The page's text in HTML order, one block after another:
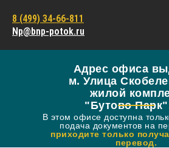
8 (499) 34-66-811
Np@bnp-potok.ru
Адрес офиса
м. Улица
жилой
"Бутово
В этом офисе доступна
подача документов на
приходите только
перевод.